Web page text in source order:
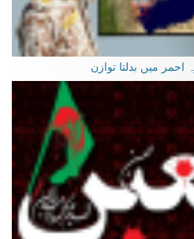
احمر میں بدلتا توازن